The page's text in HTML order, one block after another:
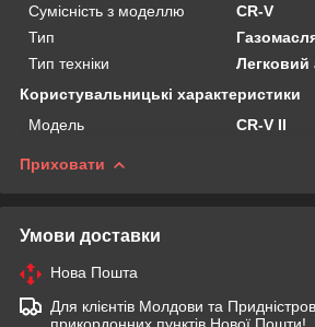
Сумісність з моделлю
CR-V
Тип
Тип техніки
Легковий
Користувальницькі характеристики
Мoдель
CR-V II
Приховати
Умови доставки
Нова Пошта
Для клієнтів Молдови та
прикордонних пунктів Нової Пошти!